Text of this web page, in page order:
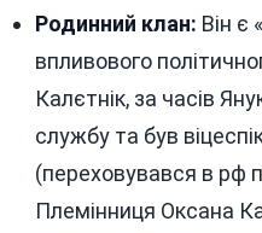
Родинний клан: Він є
впливового
Калєтнік, за часів
службу та був
(переховувався в рф
Племінниця Оксана